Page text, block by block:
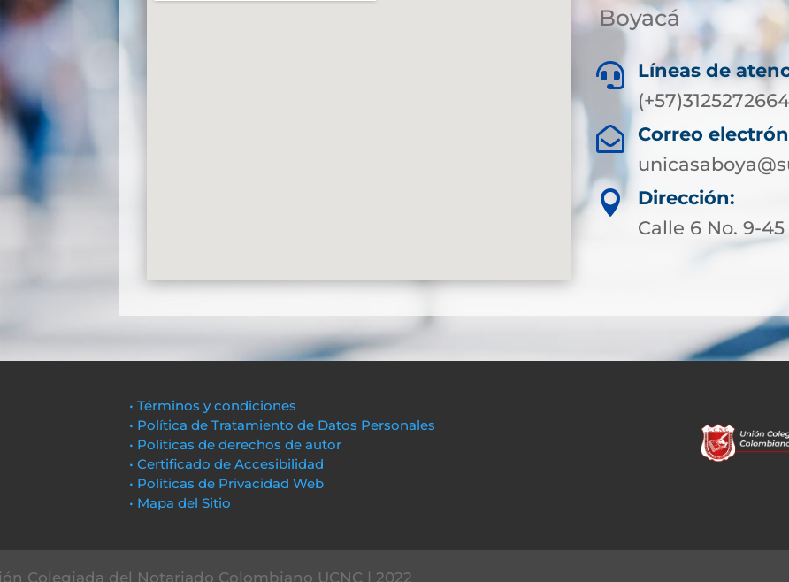
Boyacá

Líneas de
(+57)3125272664

Correo

Dirección:
Calle 6 No. 9-45
• Términos y condiciones
• Política de Tratamiento de Datos Personales
• Políticas de derechos de autor
• Certificado de Accesibilidad
• Políticas de Privacidad Web
• Mapa del Sitio
Colegiada del Notariado Colombiano UCNC | 2022